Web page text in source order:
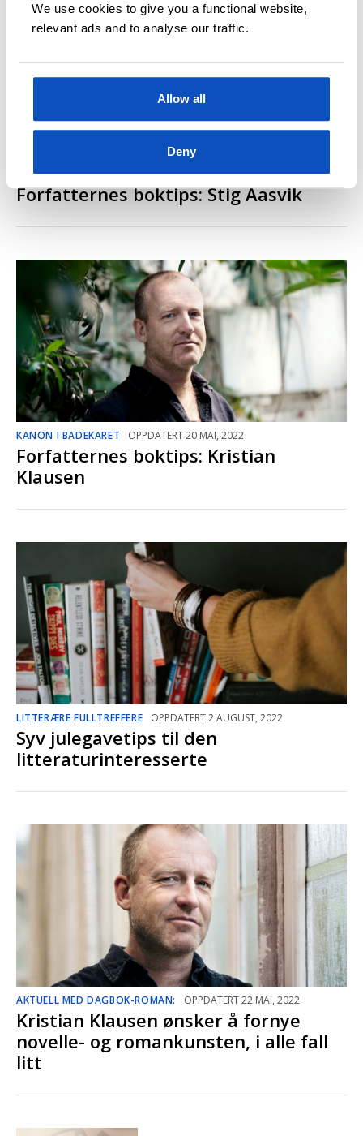
We use cookies to give you a functional website,
relevant ads and to analyse our traffic.
Allow all
Deny
PROUST SOM LIVSVALG OPPDATERT 12 MAI, 2022
Forfatternes boktips: Stig Aasvik
KANON I BADEKARET OPPDATERT 20 MAI, 2022
Forfatternes boktips: Kristian
Klausen
LITTERÆRE FULLTREFFERE OPPDATERT 2 AUGUST, 2022
Syv julegavetips til den
litteraturinteresserte
AKTUELL MED DAGBOK-ROMAN: OPPDATERT 22 MAI, 2022
Kristian Klausen ønsker å fornye
novelle- og romankunsten, i alle fall
litt